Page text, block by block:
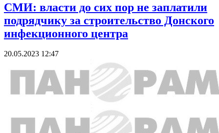
СМИ: власти до сих пор не заплатили
подрядчику за строительство Донского
инфекционного центра
20.05.2023 12:47